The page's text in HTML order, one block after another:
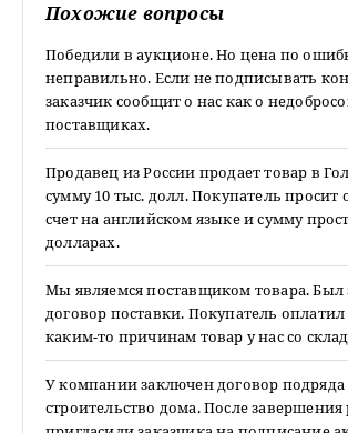
Похожие вопросы
Победили в аукционе. Но цена по
неправильно. Если не подписывать
заказчик сообщит о нас как о
поставщиках.
Продавец из России продает товар в
сумму 10 тыс. долл. Покупатель просит
счет на английском языке и сумму
долларах.
Мы являемся поставщиком товара. Был
договор поставки. Покупатель
каким-то причинам товар у нас со
У компании заключен договор подряда
строительство дома. После